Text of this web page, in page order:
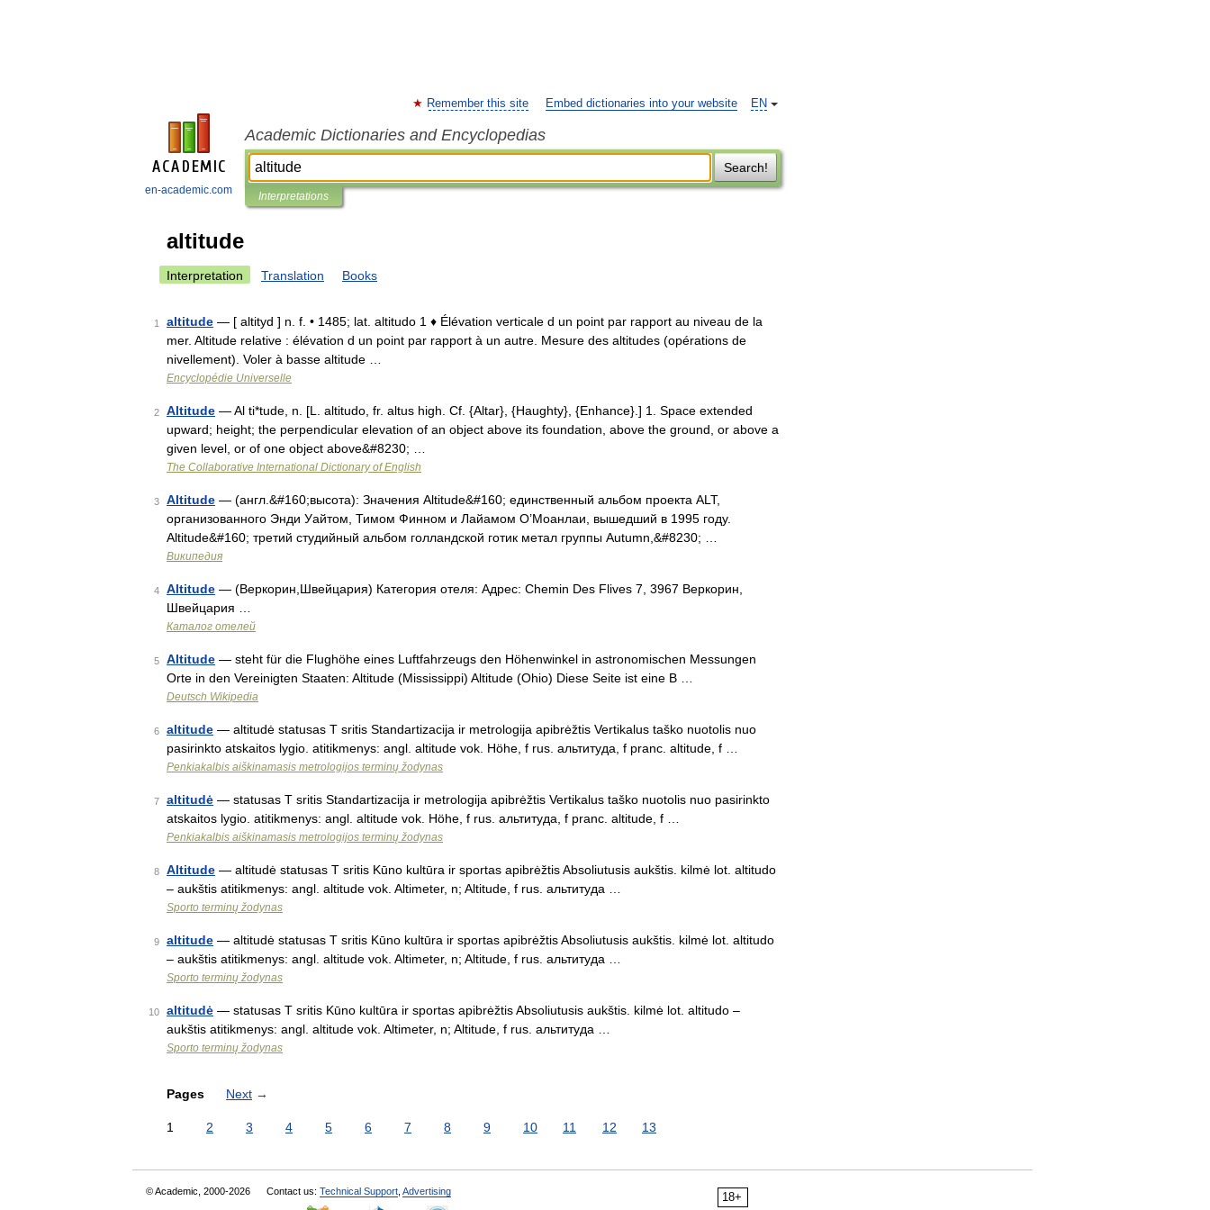
en-academic.com
EN
Remember this site Embed dictionaries into your website
Academic Dictionaries and Encyclopedias
Search!
Interpretations
altitude
Interpretation Translation Books
1 altitude — [ altityd ] n. f. • 1485; lat. altitudo 1 ♦ Élévation verticale d un point par rapport au niveau de la
mer. Altitude relative : élévation d un point par rapport à un autre. Mesure des altitudes (opérations de
nivellement). Voler à basse altitude …
Encyclopédie Universelle
2 Altitude — Al ti*tude, n. [L. altitudo, fr. altus high. Cf. {Altar}, {Haughty}, {Enhance}.] 1. Space extended
upward; height; the perpendicular elevation of an object above its foundation, above the ground, or above a
given level, or of one object above&#8230; …
The Collaborative International Dictionary of English
3 Altitude — (англ.&#160;высота): Значения Altitude&#160; единственный альбом проекта ALT,
организованного Энди Уайтом, Тимом Финном и Лайамом О’Моанлаи, вышедший в 1995 году.
Altitude&#160; третий студийный альбом голландской готик метал группы Autumn,&#8230; …
Википедия
4 Altitude — (Веркорин,Швейцария) Категория отеля: Адрес: Chemin Des Flives 7, 3967 Веркорин,
Швейцария …
Каталог отелей
5 Altitude — steht für die Flughöhe eines Luftfahrzeugs den Höhenwinkel in astronomischen Messungen
Orte in den Vereinigten Staaten: Altitude (Mississippi) Altitude (Ohio) Diese Seite ist eine B …
Deutsch Wikipedia
6 altitude — altitudė statusas T sritis Standartizacija ir metrologija apibrėžtis Vertikalus taško nuotolis nuo
pasirinkto atskaitos lygio. atitikmenys: angl. altitude vok. Höhe, f rus. альтитуда, f pranc. altitude, f …
Penkiakalbis aiškinamasis metrologijos terminų žodynas
7 altitudė — statusas T sritis Standartizacija ir metrologija apibrėžtis Vertikalus taško nuotolis nuo pasirinkto
atskaitos lygio. atitikmenys: angl. altitude vok. Höhe, f rus. альтитуда, f pranc. altitude, f …
Penkiakalbis aiškinamasis metrologijos terminų žodynas
8 Altitude — altitudė statusas T sritis Kūno kultūra ir sportas apibrėžtis Absoliutusis aukštis. kilmė lot. altitudo
– aukštis atitikmenys: angl. altitude vok. Altimeter, n; Altitude, f rus. альтитуда …
Sporto terminų žodynas
9 altitude — altitudė statusas T sritis Kūno kultūra ir sportas apibrėžtis Absoliutusis aukštis. kilmė lot. altitudo
– aukštis atitikmenys: angl. altitude vok. Altimeter, n; Altitude, f rus. альтитуда …
Sporto terminų žodynas
10 altitudė — statusas T sritis Kūno kultūra ir sportas apibrėžtis Absoliutusis aukštis. kilmė lot. altitudo –
aukštis atitikmenys: angl. altitude vok. Altimeter, n; Altitude, f rus. альтитуда …
Sporto terminų žodynas
Pages Next →
1 2 3 4 5 6 7 8 9 10 11 12 13
18+
© Academic, 2000-2026 Contact us: Technical Support Advertising